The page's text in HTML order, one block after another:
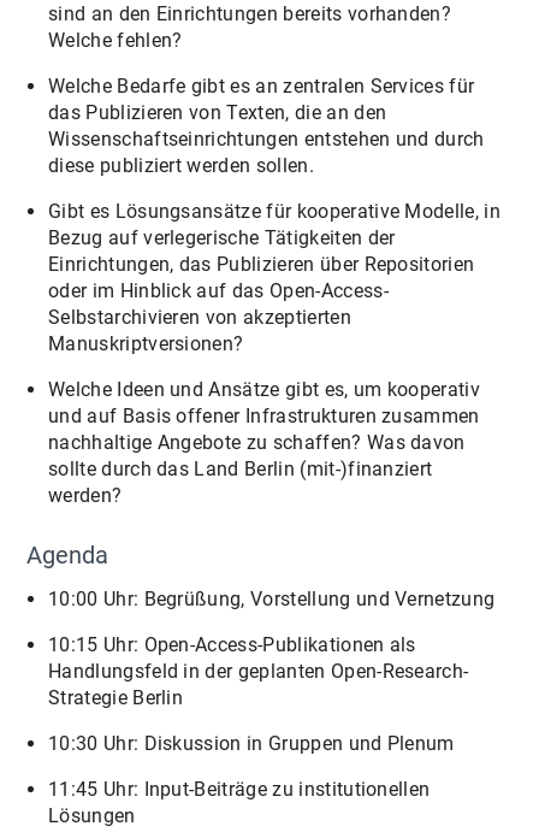
sind an den Einrichtungen bereits vorhanden?
Welche fehlen?
Welche Bedarfe gibt es an zentralen Services für
das Publizieren von Texten, die an den
Wissenschaftseinrichtungen entstehen und durch
diese publiziert werden sollen.
Gibt es Lösungsansätze für kooperative Modelle, in
Bezug auf verlegerische Tätigkeiten der
Einrichtungen, das Publizieren über Repositorien
oder im Hinblick auf das Open-Access-
Selbstarchivieren von akzeptierten
Manuskriptversionen?
Welche Ideen und Ansätze gibt es, um kooperativ
und auf Basis offener Infrastrukturen zusammen
nachhaltige Angebote zu schaffen? Was davon
sollte durch das Land Berlin (mit-)finanziert
werden?
Agenda
10:00 Uhr: Begrüßung, Vorstellung und Vernetzung
10:15 Uhr: Open-Access-Publikationen als
Handlungsfeld in der geplanten Open-Research-
Strategie Berlin
10:30 Uhr: Diskussion in Gruppen und Plenum
11:45 Uhr: Input-Beiträge zu institutionellen
Lösungen